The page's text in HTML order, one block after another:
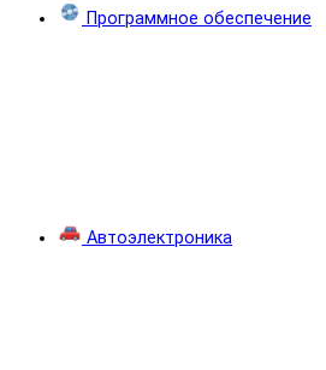
Программное обеспечение
Автоэлектроника